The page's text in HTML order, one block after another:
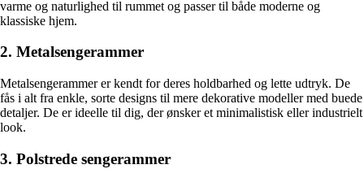
varme og naturlighed til rummet og passer til både moderne og
klassiske hjem.
2. Metalsengerammer
Metalsengerammer er kendt for deres holdbarhed og lette udtryk. De
fås i alt fra enkle, sorte designs til mere dekorative modeller med buede
detaljer. De er ideelle til dig, der ønsker et minimalistisk eller industrielt
look.
3. Polstrede sengerammer